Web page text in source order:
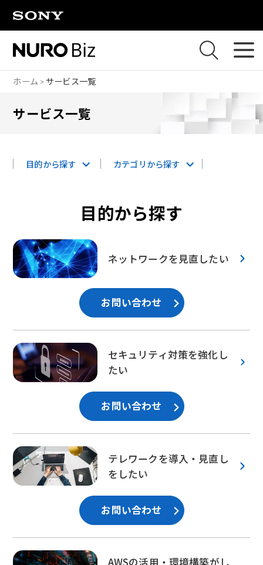
ホーム サービス一覧
サービス一覧
目的から探す カテゴリから探す
目的から探す
ネットワークを見直したい
お問い合わせ
セキュリティ対策を強化し
たい
お問い合わせ
テレワークを導入・見直し
をしたい
お問い合わせ
AWSの活用・環境構築がし